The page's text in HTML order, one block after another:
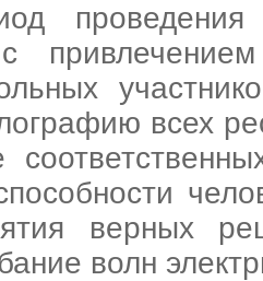
проведения
всех
верных
волн